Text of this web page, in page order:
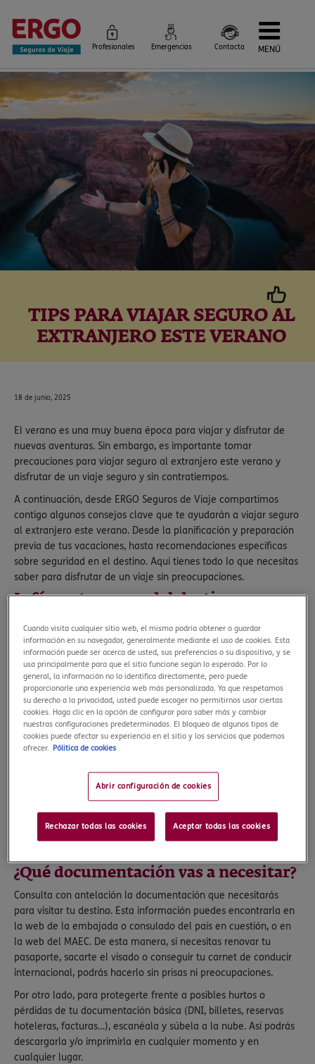
Profesionales Emergencias Contacta MENÚ
Seguros por destino
Más Seguros
Blog
Siniestros e Instrucciones
Información Corporativa
Servicios
TIPS PARA VIAJAR SEGURO AL
EXTRANJERO ESTE VERANO
18 de junio, 2025
El verano es una muy buena época para viajar y disfrutar de
nuevas aventuras. Sin embargo, es importante tomar
precauciones para viajar seguro al extranjero este verano y
disfrutar de un viaje seguro y sin contratiempos.
A continuación, desde ERGO Seguros de Viaje compartimos
contigo algunos consejos clave que te ayudarán a viajar seguro
al extranjero este verano. Desde la planificación y preparación
previa de tus vacaciones, hasta recomendaciones específicas
sobre seguridad en el destino. Aquí tienes todo lo que necesitas
saber para disfrutar de un viaje sin preocupaciones.
Infórmate acerca del destino
Consulta información sobre los requisitos para entrar en dicho
país, climatología, cultura y costumbres locales. Asegúrate de
conocer los puntos de interés turístico y las zonas a evitar. Toma
nota de la dirección y teléfono del consulado/embajada del
país correspondiente. Esta información te ayudará a planificar
tu itinerario y tomar decisiones acertadas durante tu viaje.
Inscríbete en el Registro de Viajeros
del MAEC
Una medida de seguridad muy interesante antes de iniciar tu
viaje, es inscribirte en el Registro de Viajeros de la página web
del Ministerio de Asuntos Exteriores (a partir de ahora MAEC) y
así podrás ser fácilmente contactado y/o recibir asistencia en
¿Qué documentación vas a necesitar?
Consulta con antelación la documentación que necesitarás
para visitar tu destino. Esta información puedes encontrarla en
la web de la embajada o consulado del país en cuestión, o en
la web del MAEC. De esta manera, si necesitas renovar tu
pasaporte, sacarte el visado o conseguir tu carnet de conducir
internacional, podrás hacerlo sin prisas ni preocupaciones.
Por otro lado, para protegerte frente a posibles hurtos o
pérdidas de tu documentación básica (DNI, billetes, reservas
hoteleras, facturas…), escanéala y súbela a la nube. Así podrás
descargarla y/o imprimirla en cualquier momento y en
cualquier lugar.
Cuando visita cualquier sitio web, el mismo podría obtener o guardar
información en su navegador, generalmente mediante el uso de cookies. Esta
información puede ser acerca de usted, sus preferencias o su dispositivo, y se
usa principalmente para que el sitio funcione según lo esperado. Por lo
general, la información no lo identifica directamente, pero puede
proporcionarle una experiencia web más personalizada. Ya que respetamos
su derecho a la privacidad, usted puede escoger no permitirnos usar ciertas
cookies. Haga clic en la opción de configurar para saber más y cambiar
nuestras configuraciones predeterminadas. El bloqueo de algunos tipos de
cookies puede afectar su experiencia en el sitio y los servicios que podemos
ofrecer.
Pólitica de cookies
Abrir configuración de cookies
Rechazar todas las cookies Aceptar todas las cookies